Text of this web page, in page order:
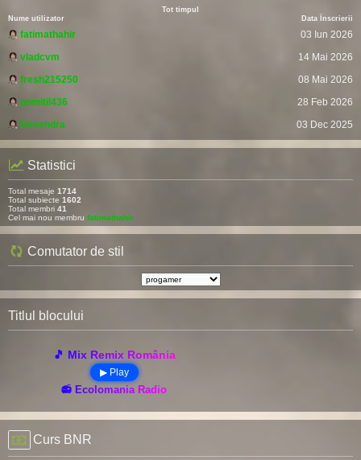
Tot timpul
Nume utilizator
Data Înscrierii
fatimathahir
03 Iun 2026
vladcvm
14 Mai 2026
fresh215250
08 Mai 2026
pomitil436
28 Feb 2026
Devendra
03 Dec 2025
Statistici
Total mesaje 1714
Total subiecte 1602
Total membri 41
Cel mai nou membru fatimathahir
Comutator de stil
Titlul blocului
🎵 Mix Remix România
▶ Play
📻 Ecolomania Radio
Curs BNR